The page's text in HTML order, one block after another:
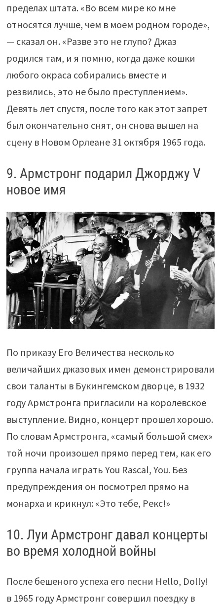
пределах штата. «Во всем мире ко мне
относятся лучше, чем в моем родном городе»,
— сказал он. «Разве это не глупо? Джаз
родился там, и я помню, когда даже кошки
любого окраса собирались вместе и
резвились, это не было преступлением».
Девять лет спустя, после того как этот запрет
был окончательно снят, он снова вышел на
сцену в Новом Орлеане 31 октября 1965 года.
9. Армстронг подарил Джорджу V
новое имя
По приказу Его Величества несколько
величайших джазовых имен демонстрировали
свои таланты в Букингемском дворце, в 1932
году Армстронга пригласили на королевское
выступление. Видно, концерт прошел хорошо.
По словам Армстронга, «самый большой смех»
той ночи произошел прямо перед тем, как его
группа начала играть You Rascal, You. Без
предупреждения он посмотрел прямо на
монарха и крикнул: «Это тебе, Рекс!»
10. Луи Армстронг давал концерты
во время холодной войны
После бешеного успеха его песни Hello, Dolly!
в 1965 году Армстронг совершил поездку в